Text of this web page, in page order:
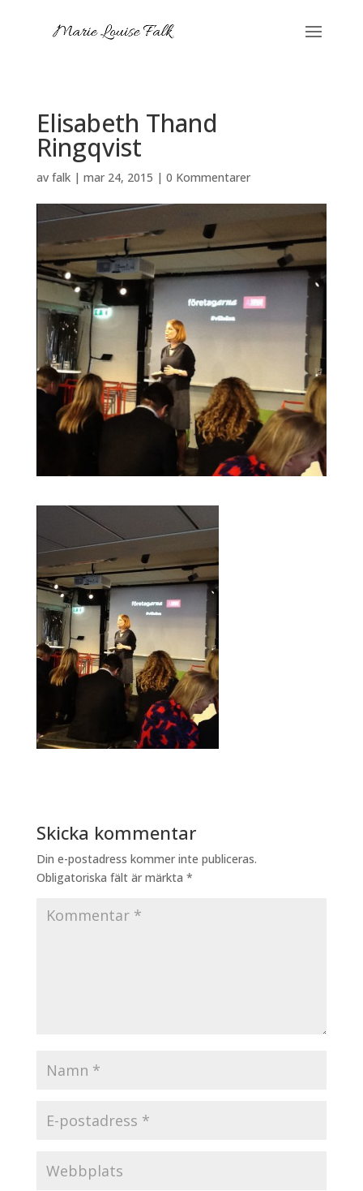
Elisabeth Thand
Ringqvist
av falk| mar 24, 2015 | 0 Kommentarer
Skicka kommentar
Din e-postadress kommer inte publiceras.
Obligatoriska fält är märkta *